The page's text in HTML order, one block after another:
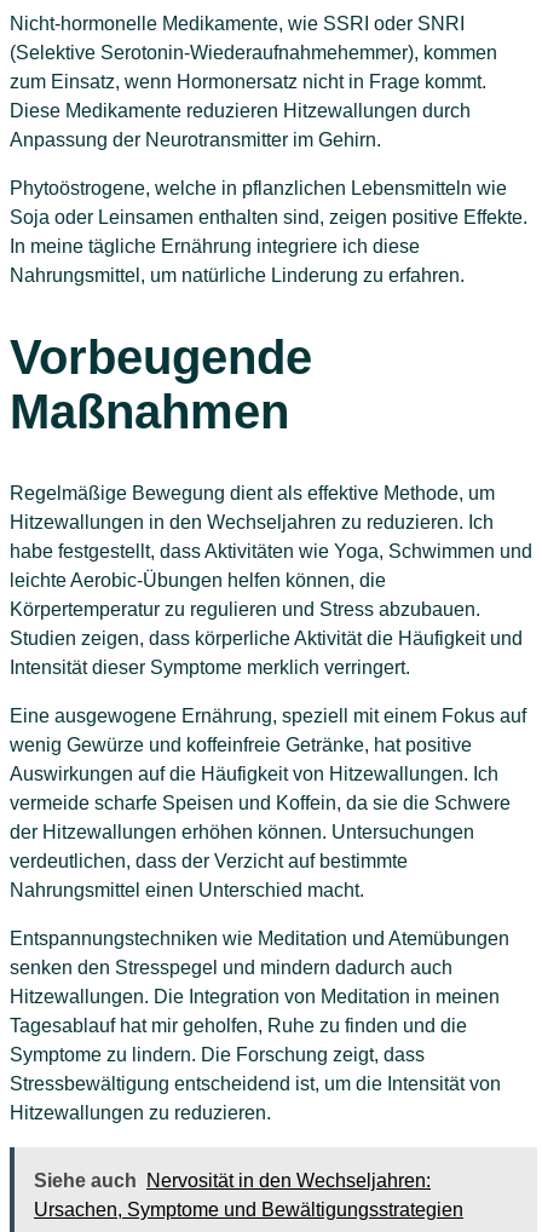
Nicht-hormonelle Medikamente, wie SSRI oder SNRI
(Selektive Serotonin-Wiederaufnahmehemmer), kommen
zum Einsatz, wenn Hormonersatz nicht in Frage kommt.
Diese Medikamente reduzieren Hitzewallungen durch
Anpassung der Neurotransmitter im Gehirn.
Phytoöstrogene, welche in pflanzlichen Lebensmitteln wie
Soja oder Leinsamen enthalten sind, zeigen positive Effekte.
In meine tägliche Ernährung integriere ich diese
Nahrungsmittel, um natürliche Linderung zu erfahren.
Vorbeugende
Maßnahmen
Regelmäßige Bewegung dient als effektive Methode, um
Hitzewallungen in den Wechseljahren zu reduzieren. Ich
habe festgestellt, dass Aktivitäten wie Yoga, Schwimmen und
leichte Aerobic-Übungen helfen können, die
Körpertemperatur zu regulieren und Stress abzubauen.
Studien zeigen, dass körperliche Aktivität die Häufigkeit und
Intensität dieser Symptome merklich verringert.
Eine ausgewogene Ernährung, speziell mit einem Fokus auf
wenig Gewürze und koffeinfreie Getränke, hat positive
Auswirkungen auf die Häufigkeit von Hitzewallungen. Ich
vermeide scharfe Speisen und Koffein, da sie die Schwere
der Hitzewallungen erhöhen können. Untersuchungen
verdeutlichen, dass der Verzicht auf bestimmte
Nahrungsmittel einen Unterschied macht.
Entspannungstechniken wie Meditation und Atemübungen
senken den Stresspegel und mindern dadurch auch
Hitzewallungen. Die Integration von Meditation in meinen
Tagesablauf hat mir geholfen, Ruhe zu finden und die
Symptome zu lindern. Die Forschung zeigt, dass
Stressbewältigung entscheidend ist, um die Intensität von
Hitzewallungen zu reduzieren.
Siehe auch
Nervosität in den Wechseljahren:
Ursachen, Symptome und Bewältigungsstrategien